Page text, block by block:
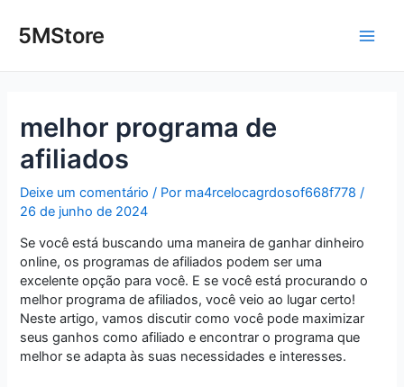
para5MStore
melhor programa de
afiliados
Deixe um comentário / Por ma4rcelocagrdosof668f778/
26 de junho de 2024
Se você está buscando uma maneira de ganhar dinheiro
online, os programas de afiliados podem ser uma
excelente opção para você. E se você está procurando o
melhor programa de afiliados, você veio ao lugar certo!
Neste artigo, vamos discutir como você pode maximizar
seus ganhos como afiliado e encontrar o programa que
melhor se adapta às suas necessidades e interesses.
navigation